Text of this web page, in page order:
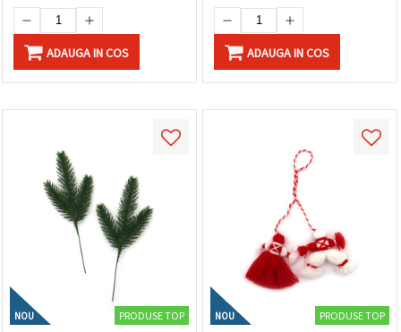
ADAUGA IN COS ADAUGA IN COS
NOU PRODUSE TOP NOU PRODUSE TOP